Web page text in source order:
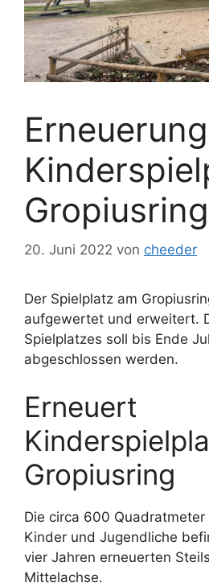
Erneuerung
Gropiusring
20. Juni 2022 von cheeder
Der Spielplatz am
aufgewertet und erweitert.
Spielplatzes soll bis Ende
abgeschlossen werden.
Erneuert
Gropiusring
Die circa 600
Kinder und Jugendliche
vier Jahren erneuerten
Mittelachse.